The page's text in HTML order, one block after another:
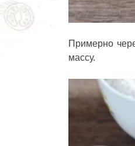
Примерно
массу.